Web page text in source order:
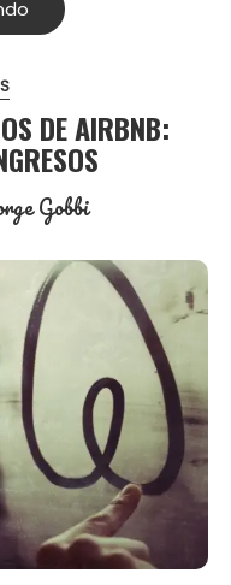
DE AIRBNB:
Gobbi